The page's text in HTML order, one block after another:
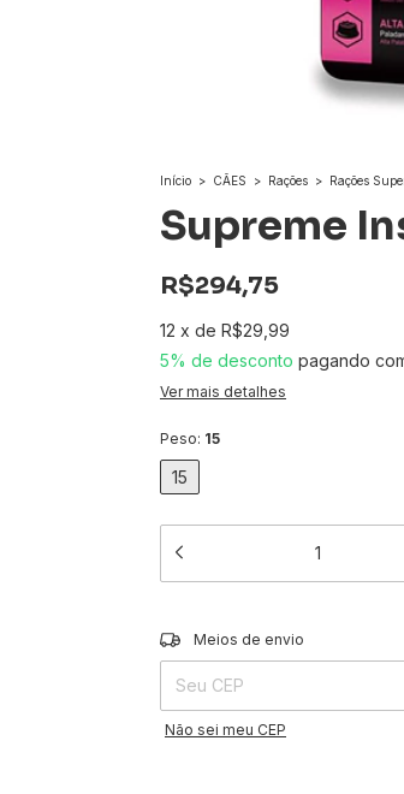
Início > CÃES > Rações > Rações
Supreme
R$294,75
12 x de R$29,99
5% de desconto pagando
Ver mais detalhes
Peso: 15
15
Entregas para o CEP:
Meios de envio
Não sei meu CEP